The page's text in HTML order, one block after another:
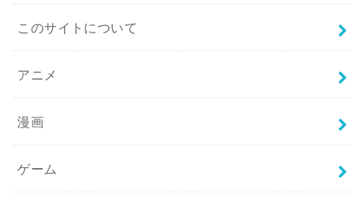
このサイトについて
アニメ
漫画
ゲーム